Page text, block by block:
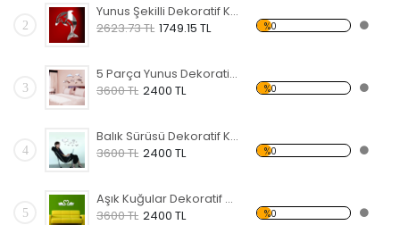
2
Yunus Şekilli Dekoratif Kırılmaz Ayna
2623.73 TL 1749.15 TL %0
3
5 Parça Yunus Dekoratif Kırılmaz Ayna
3600 TL 2400 TL %0
4
Balık Sürüsü Dekoratif Kırılmaz Ayna
3600 TL 2400 TL %0
5
Aşık Kuğular Dekoratif Kırılmaz Ayna
3600 TL 2400 TL %0